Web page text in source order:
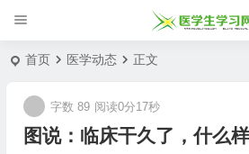
首页 医学动态 正文
图说：临床干久了，什么
字数 89 阅读0分17秒